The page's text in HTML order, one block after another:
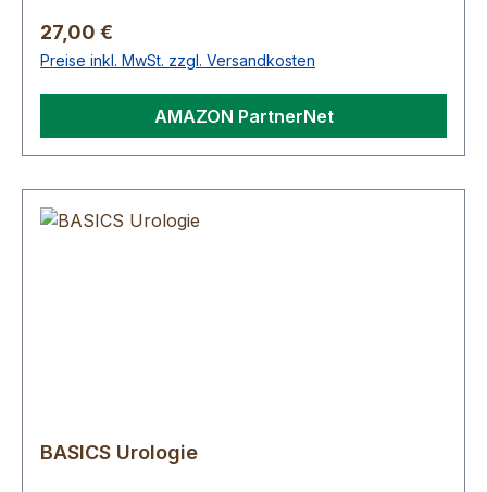
Regulärer Preis:
27,00 €
Preise inkl. MwSt. zzgl. Versandkosten
AMAZON PartnerNet
BASICS Urologie